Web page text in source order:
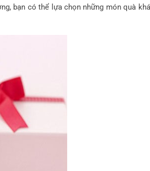
bạn có thể lựa chọn những món quà